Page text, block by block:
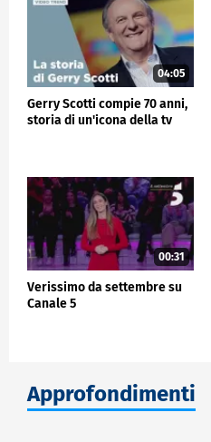
04:05
Gerry Scotti compie 70 anni,
storia di un'icona della tv
00:31
Verissimo da settembre su
Canale 5
Approfondimenti